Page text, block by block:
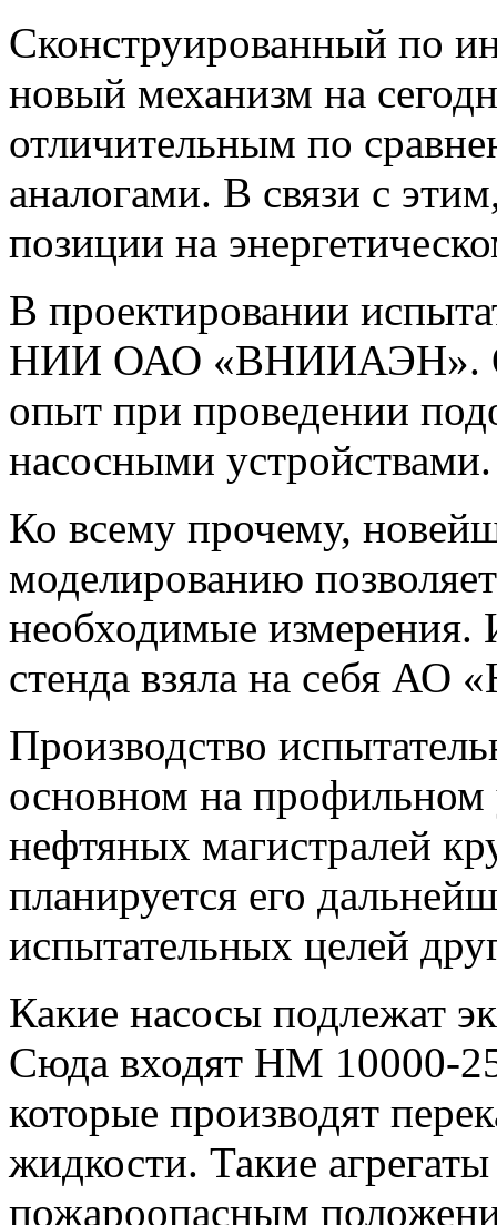
Сконструированный по
новый механизм на
отличительным по
аналогами. В связи с
позиции на
В проектировании
НИИ ОАО «ВНИИАЭН».
опыт при проведении
насосными устройствами.
Ко всему прочему,
моделированию
необходимые измерения.
стенда взяла на себя АО
Производство
основном на профильном
нефтяных магистралей
планируется его
испытательных целей
Какие насосы подлежат
Сюда входят НМ 10000-
которые производят
жидкости. Такие
пожароопасным